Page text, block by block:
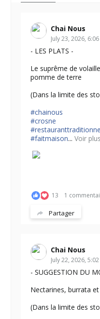
Chai Nous
July 23, 2026, 6:06
- LES PLATS -
Le suprême de
pomme de terre
(Dans la limite des
#chainous
#crosne
#faitmaison... Voir plus
13 1
Partager
Chai Nous
July 22, 2026, 5:02
- SUGGESTION DU
Nectarines, burrata et
(Dans la limite des